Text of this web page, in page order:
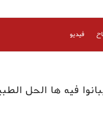
فيديو
فيه ها الحل